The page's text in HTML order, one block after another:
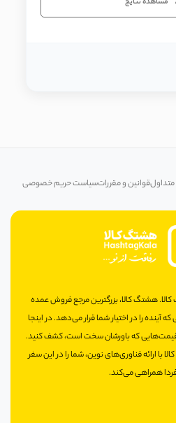
قوانین و مقرراتسیاست حریم خصوصی
هشتگ کالا، بزرگترین مرجع فروش عمده
آینده را در اختیار شما قرار می‌دهد. در اینجا
قیمت‌هایی که باورشان سخت است، کشف کنید.
ارائه فناوری‌های نوین، شما را در این سفر
همراهی می‌کند.